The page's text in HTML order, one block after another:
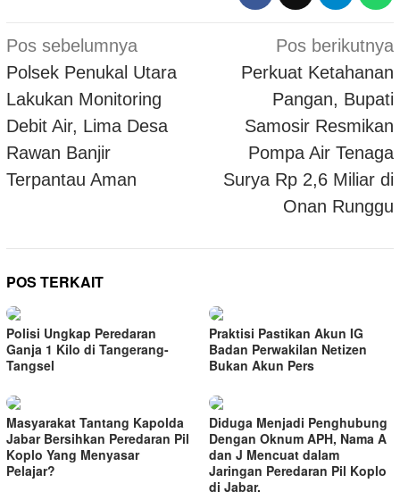
Navigasi
pos
Pos sebelumnya
Polsek Penukal Utara
Lakukan Monitoring
Debit Air, Lima Desa
Rawan Banjir
Terpantau Aman
Pos berikutnya
Perkuat Ketahanan
Pangan, Bupati
Samosir Resmikan
Pompa Air Tenaga
Surya Rp 2,6 Miliar di
Onan Runggu
POS TERKAIT
Polisi Ungkap Peredaran
Ganja 1 Kilo di Tangerang-
Tangsel
Praktisi Pastikan Akun IG
Badan Perwakilan Netizen
Bukan Akun Pers
Masyarakat Tantang Kapolda
Jabar Bersihkan Peredaran Pil
Koplo Yang Menyasar
Pelajar?
Diduga Menjadi Penghubung
Dengan Oknum APH, Nama A
dan J Mencuat dalam
Jaringan Peredaran Pil Koplo
di Jabar.